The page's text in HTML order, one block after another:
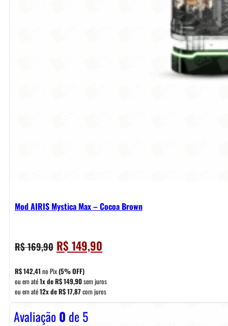
Mod AIRIS Mystica Max – Cocoa Brown
R$169,90 O
preço
original
era:
R$ 169,90.
R$149,90
preço
é:
R$ 149,90.
R$142,41 no Pix(5% OFF)
ou em até1x deR$149,90sem juros
ou em até12x deR$17,87com juros
Avaliação0 de 5